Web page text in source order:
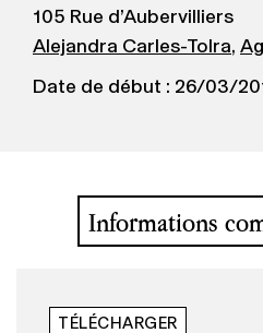
105 Rue d’Aubervilliers
Alejandra Carles-Tolra,
Date de début : 26/03/
Informations
TÉLÉCHARGER